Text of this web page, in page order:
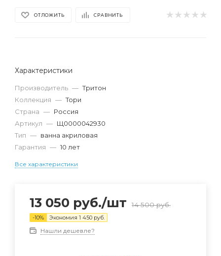
ОТЛОЖИТЬ СРАВНИТЬ
Характеристики
Производитель — Тритон
Коллекция — Тори
Страна — Россия
Артикул — Щ0000042930
Тип — ванна акриловая
Гарантия — 10 лет
Все характеристики
13 050 руб./шт 14 500руб.
-10% Экономия 1 450 руб.
Нашли дешевле?